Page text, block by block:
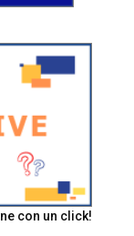
con un click!